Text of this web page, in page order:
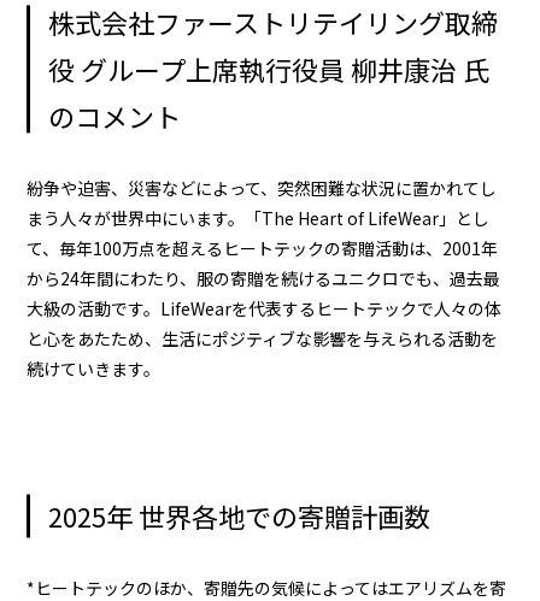
株式会社ファーストリテイリング取締
役 グループ上席執行役員 柳井康治 氏
のコメント
紛争や迫害、災害などによって、突然困難な状況に置かれてし
まう人々が世界中にいます。「The Heart of LifeWear」とし
て、毎年100万点を超えるヒートテックの寄贈活動は、2001年
から24年間にわたり、服の寄贈を続けるユニクロでも、過去最
大級の活動です。LifeWearを代表するヒートテックで人々の体
と心をあたため、生活にポジティブな影響を与えられる活動を
続けていきます。
2025年 世界各地での寄贈計画数
*ヒートテックのほか、寄贈先の気候によってはエアリズムを寄